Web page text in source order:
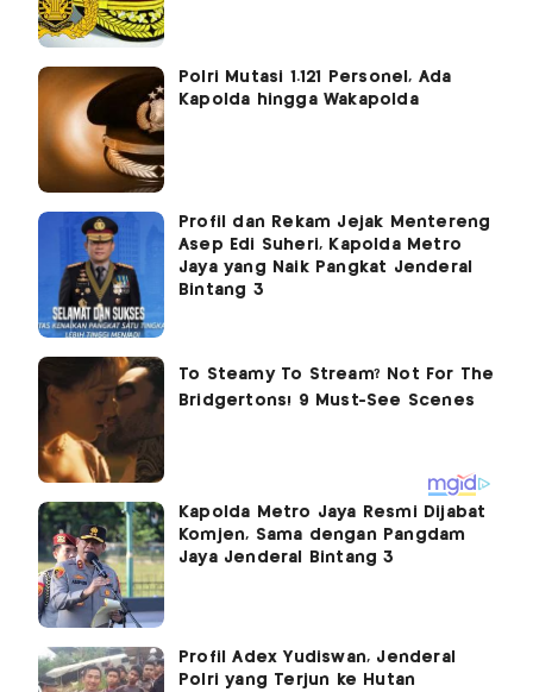
Polri Mutasi 1.121 Personel, Ada
Kapolda hingga Wakapolda
Profil dan Rekam Jejak Mentereng
Asep Edi Suheri, Kapolda Metro
Jaya yang Naik Pangkat Jenderal
Bintang 3
Kapolda Metro Jaya Resmi Dijabat
Komjen, Sama dengan Pangdam
Jaya Jenderal Bintang 3
Profil Adex Yudiswan, Jenderal
Polri yang Terjun ke Hutan